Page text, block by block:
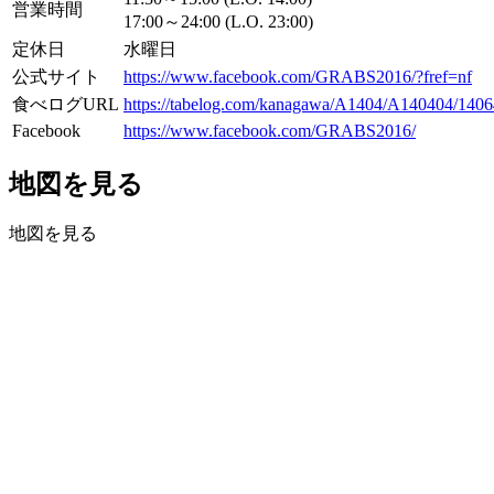
営業時間
17:00～24:00 (L.O. 23:00)
定休日
水曜日
公式サイト
https://www.facebook.com/GRABS2016/?fref=nf
食べログURL https://tabelog.com/kanagawa/A1404/A140404/
Facebook
https://www.facebook.com/GRABS2016/
地図を見る
地図を見る